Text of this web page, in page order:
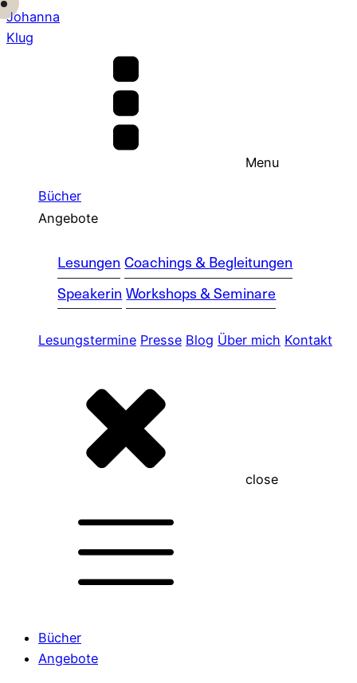
Johanna
Klug
Menu
Bücher
Angebote
Lesungen Coachings & Begleitungen
Speakerin Workshops & Seminare
Lesungstermine Presse Blog Über mich Kontakt
close
Bücher
Angebote